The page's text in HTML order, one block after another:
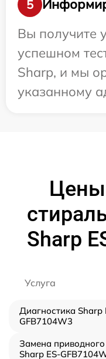
5
Вы получите
успешном
Sharp, и мы
указанному
Sharp
Услуга
Диагностика Sharp
GFB7104W3
Замена
Sharp ES-